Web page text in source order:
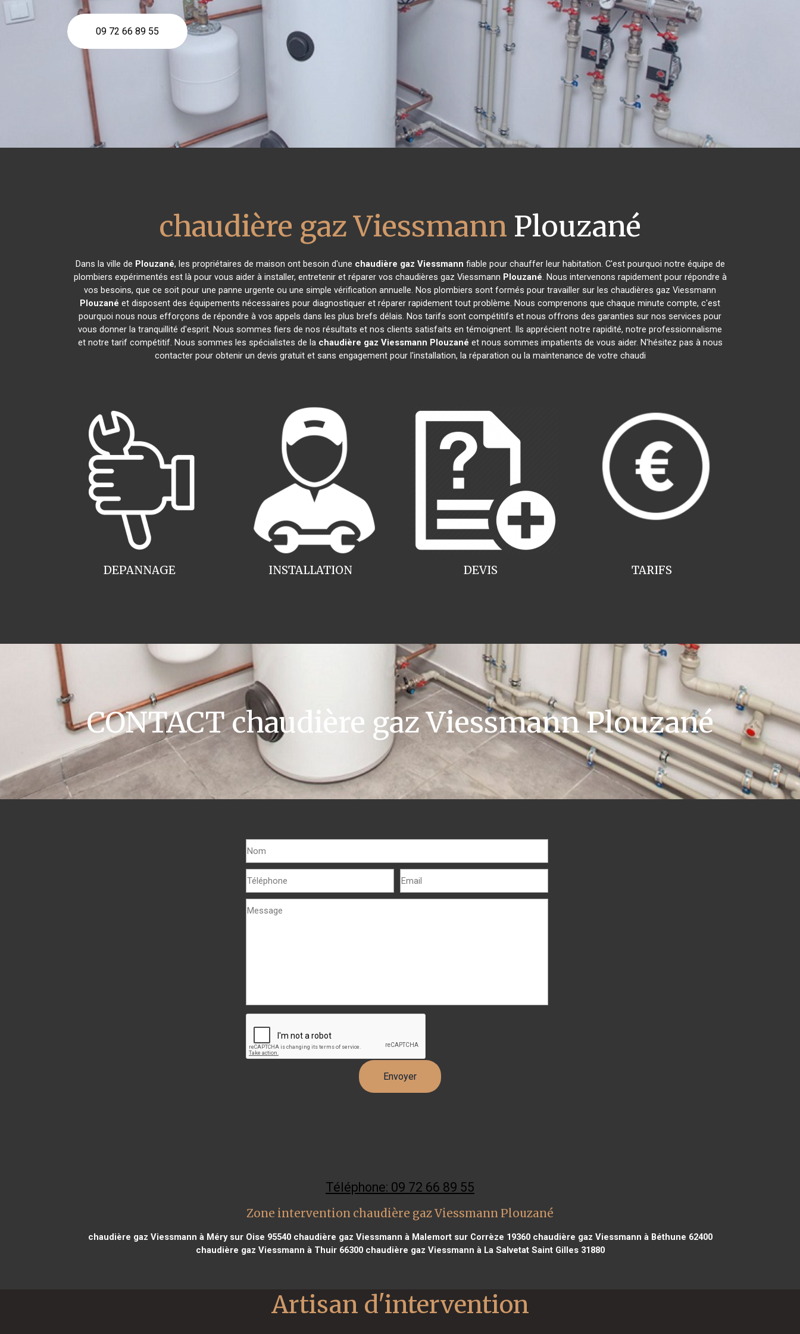
09 72 66 89 55
chaudière gaz Viessmann Plouzané
Dans la ville de Plouzané, les propriétaires de maison ont besoin d'une chaudière gaz Viessmann fiable pour chauffer leur habitation. C'est pourquoi notre équipe de
plombiers expérimentés est là pour vous aider à installer, entretenir et réparer vos chaudières gaz Viessmann Plouzané. Nous intervenons rapidement pour répondre à
vos besoins, que ce soit pour une panne urgente ou une simple vérification annuelle. Nos plombiers sont formés pour travailler sur les chaudières gaz Viessmann
Plouzané et disposent des équipements nécessaires pour diagnostiquer et réparer rapidement tout problème. Nous comprenons que chaque minute compte, c'est
pourquoi nous nous efforçons de répondre à vos appels dans les plus brefs délais. Nos tarifs sont compétitifs et nous offrons des garanties sur nos services pour
vous donner la tranquillité d'esprit. Nous sommes fiers de nos résultats et nos clients satisfaits en témoignent. Ils apprécient notre rapidité, notre professionnalisme
et notre tarif compétitif. Nous sommes les spécialistes de la chaudière gaz Viessmann Plouzané et nous sommes impatients de vous aider. N'hésitez pas à nous
contacter pour obtenir un devis gratuit et sans engagement pour l'installation, la réparation ou la maintenance de votre chaudi
INSTALLATION
DEPANNAGE TARIFS
DEVIS
CONTACT chaudière gaz Viessmann Plouzané
Téléphone: 09 72 66 89 55
Zone intervention chaudière gaz Viessmann Plouzané
chaudière gaz Viessmann à Méry sur Oise 95540chaudière gaz Viessmann à Malemort sur Corrèze 19360chaudière gaz Viessmann à Béthune 62400
chaudière gaz Viessmann à Thuir 66300chaudière gaz Viessmann à La Salvetat Saint Gilles 31880
Artisan d'intervention